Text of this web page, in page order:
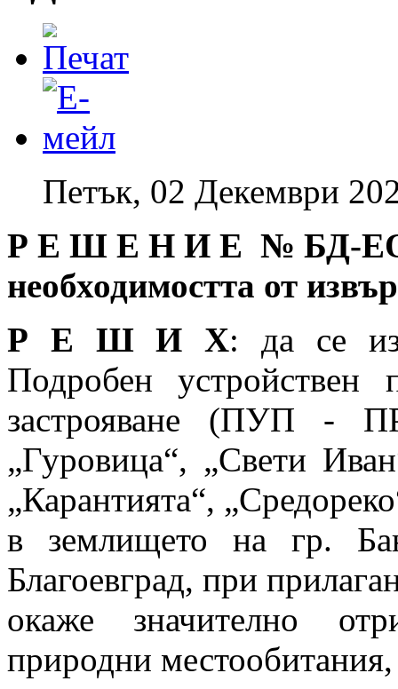
Петък, 02 Декември
Р Е Ш Е Н И Е № БД-
необходимостта от
Р Е Ш И Х: да се
Подробен
застрояване (ПУП -
„Гуровица“, „Свети
„Карантията“,
в землището на гр.
Благоевград, при
окаже значително
природни